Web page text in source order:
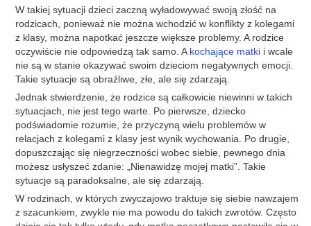
W takiej sytuacji dzieci zaczną wyładowywać swoją złość na
rodzicach, ponieważ nie można wchodzić w konflikty z kolegami
z klasy, można napotkać jeszcze większe problemy. A rodzice
oczywiście nie odpowiedzą tak samo. Akochające matki i wcale
nie są w stanie okazywać swoim dzieciom negatywnych emocji.
Takie sytuacje są obraźliwe, złe, ale się zdarzają.
Jednak stwierdzenie, że rodzice są całkowicie niewinni w takich
sytuacjach, nie jest tego warte. Po pierwsze, dziecko
podświadomie rozumie, że przyczyną wielu problemów w
relacjach z kolegami z klasy jest wynik wychowania. Po drugie,
dopuszczając się niegrzeczności wobec siebie, pewnego dnia
możesz usłyszeć zdanie: „Nienawidzę mojej matki”. Takie
sytuacje są paradoksalne, ale się zdarzają.
W rodzinach, w których zwyczajowo traktuje się siebie nawzajem
z szacunkiem, zwykle nie ma powodu do takich zwrotów. Często